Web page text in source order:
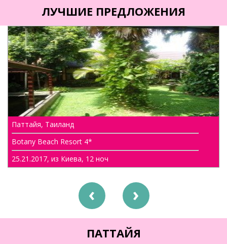
Тунис от $245
Италия от $355
Болгария от $62
ОАЭ от $345
Украина от $11
Туры
Горящие туры
Автобусные туры
Туры по Украине
Журнал ярких путешествий
Новости
Справочник туриста
ЛУЧШИЕ ПРЕДЛОЖЕНИЯ
Паттайя, Таиланд
Botany Beach Resort 4*
25.21.2017, из Киева, 12 ноч
next
ПАТТАЙЯ